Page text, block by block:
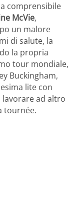
comprensibile
McVie,
un malore
di salute, la
la propria
tour mondiale,
Buckingham,
lite con
lavorare ad altro
tournée.